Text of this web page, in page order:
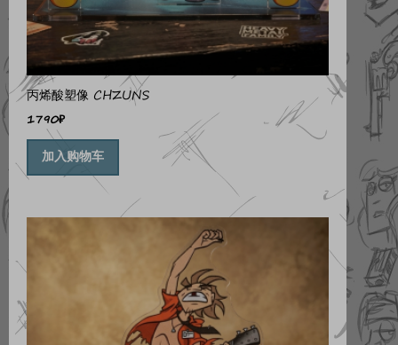
丙烯酸塑像 CHZUNS
1790₽
加入购物车